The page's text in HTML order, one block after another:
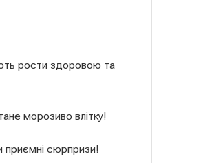
рости здоровою та
морозиво влітку!
приємні сюрпризи!